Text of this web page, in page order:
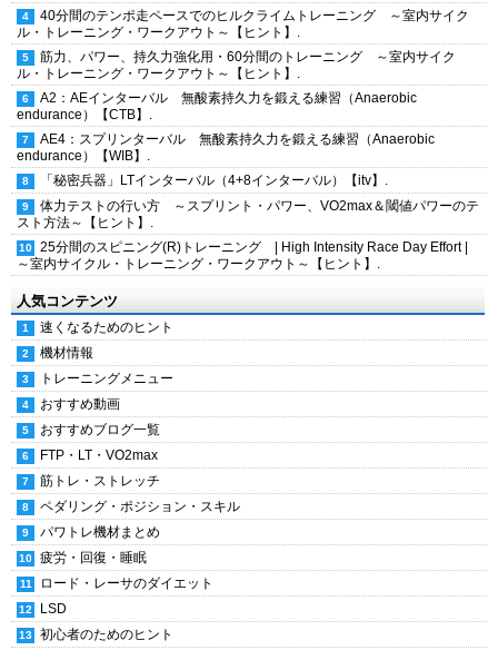
40分間のテンポ走ペースでのヒルクライムトレーニング ～室内サイク
ル・トレーニング・ワークアウト～【ヒント】.
筋力、パワー、持久力強化用・60分間のトレーニング ～室内サイク
ル・トレーニング・ワークアウト～【ヒント】.
A2：AEインターバル 無酸素持久力を鍛える練習（Anaerobic
endurance）【CTB】.
AE4：スプリンターバル 無酸素持久力を鍛える練習（Anaerobic
endurance）【WIB】.
「秘密兵器」LTインターバル（4+8インターバル）【itv】.
体力テストの行い方 ～スプリント・パワー、VO2max＆閾値パワーのテ
スト方法～【ヒント】.
25分間のスピニング(R)トレーニング | High Intensity Race Day Effort |
～室内サイクル・トレーニング・ワークアウト～【ヒント】.
人気コンテンツ
速くなるためのヒント
機材情報
トレーニングメニュー
おすすめ動画
おすすめブログ一覧
FTP・LT・VO2max
筋トレ・ストレッチ
ペダリング・ポジション・スキル
パワトレ機材まとめ
疲労・回復・睡眠
ロード・レーサのダイエット
LSD
初心者のためのヒント